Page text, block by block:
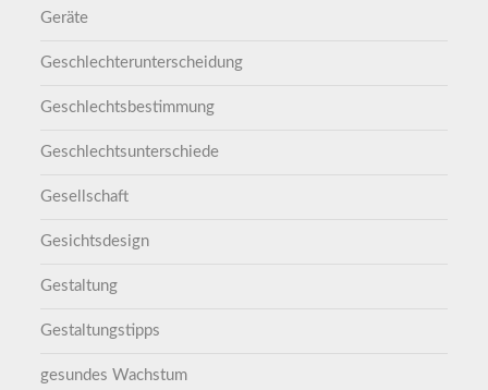
Geräte
Geschlechterunterscheidung
Geschlechtsbestimmung
Geschlechtsunterschiede
Gesellschaft
Gesichtsdesign
Gestaltung
Gestaltungstipps
gesundes Wachstum